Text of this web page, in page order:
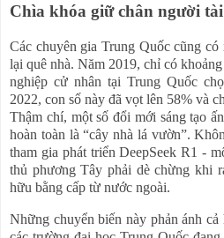
Chìa khóa giữ chân người tài
Các chuyên gia Trung Quốc cũng
lại quê nhà. Năm 2019, chỉ có
nghiệp cử nhân tại Trung Quốc
2022, con số này đã vọt lên 58% và
Thậm chí, một số đổi mới sáng tạo
hoàn toàn là “cây nhà lá vườn”.
tham gia phát triển DeepSeek R1 -
thủ phương Tây phải dè chừng khi
hữu bằng cấp từ nước ngoài.
Những chuyển biến này phản ánh